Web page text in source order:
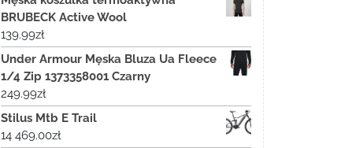
BRUBECK Active Wool
139.99zł
Under Armour Męska Bluza Ua Fleece
1/4 Zip 1373358001 Czarny
249.99zł
Stilus Mtb E Trail
14 469.00zł